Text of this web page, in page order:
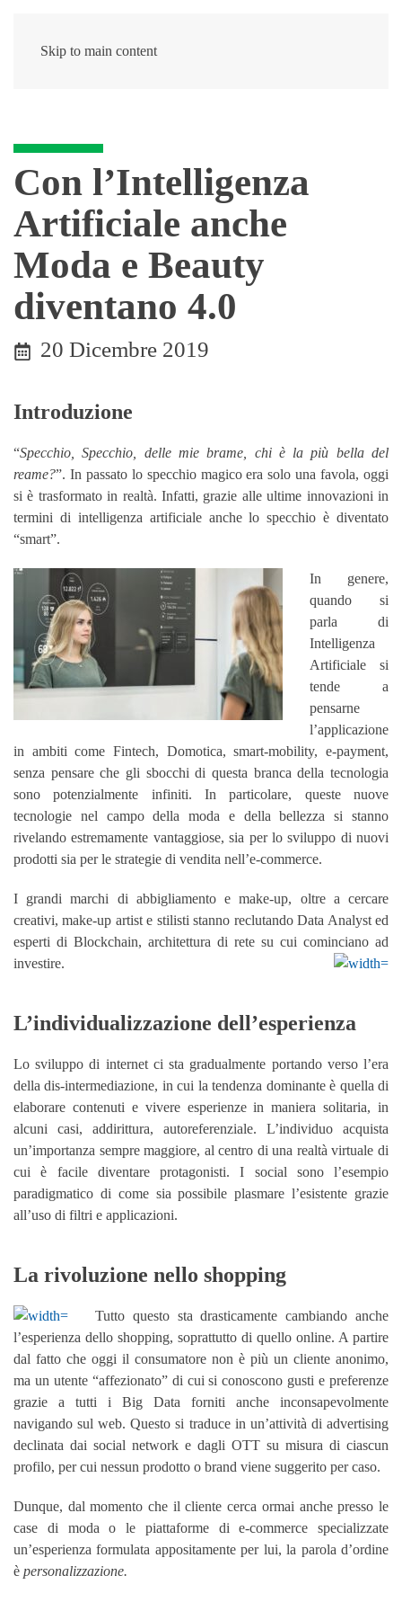
Skip to main content
Con l’Intelligenza
Artificiale anche
Moda e Beauty
diventano 4.0
20 Dicembre 2019
Introduzione
“Specchio, Specchio, delle mie brame, chi è la più bella del
reame?”. In passato lo specchio magico era solo una favola, oggi
si è trasformato in realtà. Infatti, grazie alle ultime innovazioni in
termini di intelligenza artificiale anche lo specchio è diventato
“smart”.
In genere,
quando si
parla di
Intelligenza
Artificiale si
tende a
pensarne
l’applicazione
in ambiti come Fintech, Domotica, smart-mobility, e-payment,
senza pensare che gli sbocchi di questa branca della tecnologia
sono potenzialmente infiniti. In particolare, queste nuove
tecnologie nel campo della moda e della bellezza si stanno
rivelando estremamente vantaggiose, sia per lo sviluppo di nuovi
prodotti sia per le strategie di vendita nell’e-commerce.
I grandi marchi di abbigliamento e make-up, oltre a cercare
creativi, make-up artist e stilisti stanno reclutando Data Analyst ed
esperti di Blockchain, architettura di rete su cui cominciano ad
investire.
L’individualizzazione dell’esperienza
Lo sviluppo di internet ci sta gradualmente portando verso l’era
della dis-intermediazione, in cui la tendenza dominante è quella di
elaborare contenuti e vivere esperienze in maniera solitaria, in
alcuni casi, addirittura, autoreferenziale. L’individuo acquista
un’importanza sempre maggiore, al centro di una realtà virtuale di
cui è facile diventare protagonisti. I social sono l’esempio
paradigmatico di come sia possibile plasmare l’esistente grazie
all’uso di filtri e applicazioni.
La rivoluzione nello shopping
Tutto questo sta drasticamente cambiando anche
l’esperienza dello shopping, soprattutto di quello online. A partire
dal fatto che oggi il consumatore non è più un cliente anonimo,
ma un utente “affezionato” di cui si conoscono gusti e preferenze
grazie a tutti i Big Data forniti anche inconsapevolmente
navigando sul web. Questo si traduce in un’attività di advertising
declinata dai social network e dagli OTT su misura di ciascun
profilo, per cui nessun prodotto o brand viene suggerito per caso.
Dunque, dal momento che il cliente cerca ormai anche presso le
case di moda o le piattaforme di e-commerce specializzate
un’esperienza formulata appositamente per lui, la parola d’ordine
è personalizzazione.